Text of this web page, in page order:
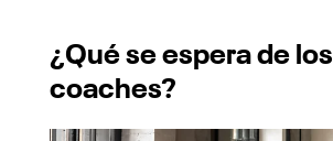
¿Qué se espera de los
coaches?